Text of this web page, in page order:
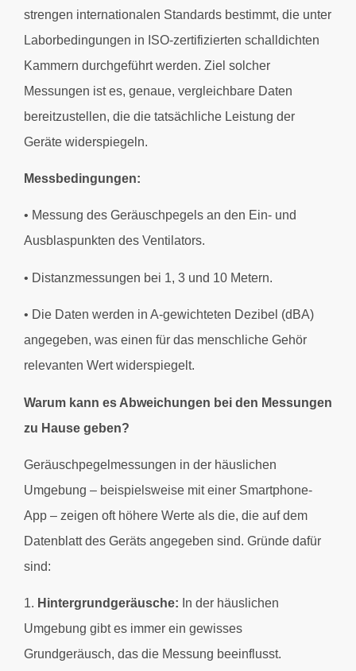
strengen internationalen Standards bestimmt, die unter
Laborbedingungen in ISO-zertifizierten schalldichten
Kammern durchgeführt werden. Ziel solcher
Messungen ist es, genaue, vergleichbare Daten
bereitzustellen, die die tatsächliche Leistung der
Geräte widerspiegeln.
Messbedingungen:
• Messung des Geräuschpegels an den Ein- und
Ausblaspunkten des Ventilators.
• Distanzmessungen bei 1, 3 und 10 Metern.
• Die Daten werden in A-gewichteten Dezibel (dBA)
angegeben, was einen für das menschliche Gehör
relevanten Wert widerspiegelt.
Warum kann es Abweichungen bei den Messungen
zu Hause geben?
Geräuschpegelmessungen in der häuslichen
Umgebung – beispielsweise mit einer Smartphone-
App – zeigen oft höhere Werte als die, die auf dem
Datenblatt des Geräts angegeben sind. Gründe dafür
sind:
1. Hintergrundgeräusche: In der häuslichen
Umgebung gibt es immer ein gewisses
Grundgeräusch, das die Messung beeinflusst.